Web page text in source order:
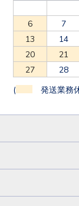
6
7
13
14
20
21
27
28
( 発送業務